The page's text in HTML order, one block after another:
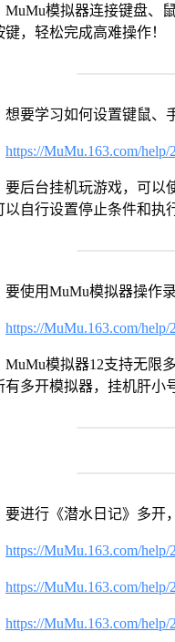
MuMu模拟器连接键盘、
键，轻松完成高难操作！
想要学习如何设置键鼠、
https://MuMu.163.com/help/
要后台挂机玩游戏，可以
以自行设置停止条件和执
要使用MuMu模拟器操作
https://MuMu.163.com/help/
MuMu模拟器12支持无限
有多开模拟器，挂机肝小
要进行《潜水日记》多开
https://MuMu.163.com/help/
https://MuMu.163.com/help/
https://MuMu.163.com/help/